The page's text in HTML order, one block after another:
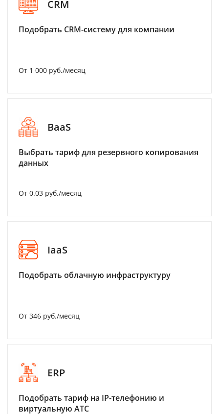
CRM
Подобрать CRM-систему для компании
От 1 000 руб./месяц
BaaS
Выбрать тариф для резервного копирования
данных
От 0.03 руб./месяц
IaaS
Подобрать облачную инфраструктуру
От 346 руб./месяц
ERP
Подобрать тариф на IP-телефонию и
виртуальную АТС